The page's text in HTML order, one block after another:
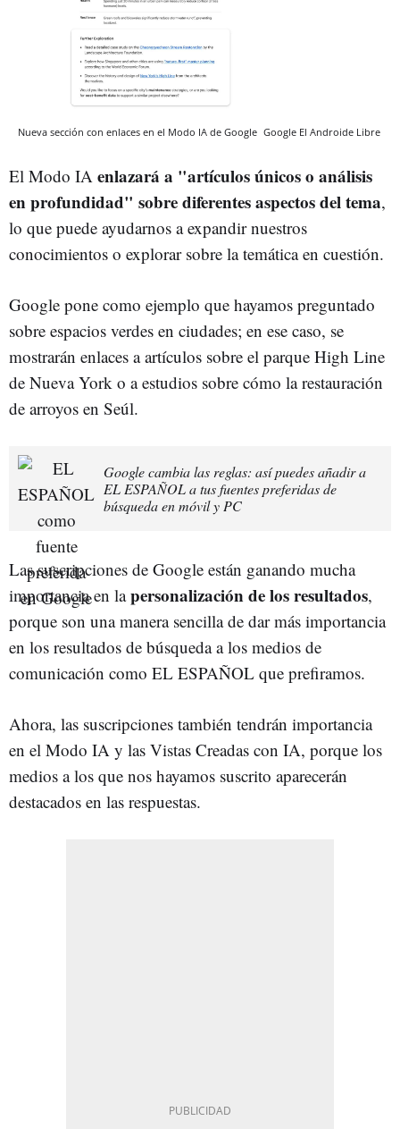
Nueva sección con enlaces en el Modo IA de Google Google El Androide Libre
El Modo IA enlazará a "artículos únicos o análisis
en profundidad" sobre diferentes aspectos del tema,
lo que puede ayudarnos a expandir nuestros
conocimientos o explorar sobre la temática en cuestión.
Google pone como ejemplo que hayamos preguntado
sobre espacios verdes en ciudades; en ese caso, se
mostrarán enlaces a artículos sobre el parque High Line
de Nueva York o a estudios sobre cómo la restauración
de arroyos en Seúl.
Google cambia las reglas: así puedes añadir a
EL ESPAÑOL a tus fuentes preferidas de
búsqueda en móvil y PC
Las suscripciones de Google están ganando mucha
importancia en lapersonalización de los resultados,
porque son una manera sencilla de dar más importancia
en los resultados de búsqueda a los medios de
comunicación como EL ESPAÑOL que prefiramos.
Ahora, las suscripciones también tendrán importancia
en el Modo IA y las Vistas Creadas con IA, porque los
medios a los que nos hayamos suscrito aparecerán
destacados en las respuestas.